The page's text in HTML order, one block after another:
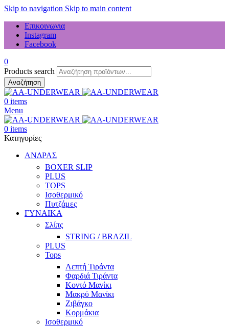
Skip to navigation Skip to main content
Επικοινωνια
Instagram
Facebook
0
Products search
Αναζήτηση
0 items
Menu
0 items
Κατηγορίες
ΑΝΔΡΑΣ
BOXER SLIP
PLUS
TOPS
Ισοθερμικό
Πυτζάμες
ΓΥΝΑΙΚΑ
Σλίπς
STRING / BRAZIL
PLUS
Tops
Λεπτή Τιράντα
Φαρδιά Τιράντα
Κοντό Μανίκι
Μακρύ Μανίκι
Ζιβάγκο
Κορμάκια
Ισοθερμικό